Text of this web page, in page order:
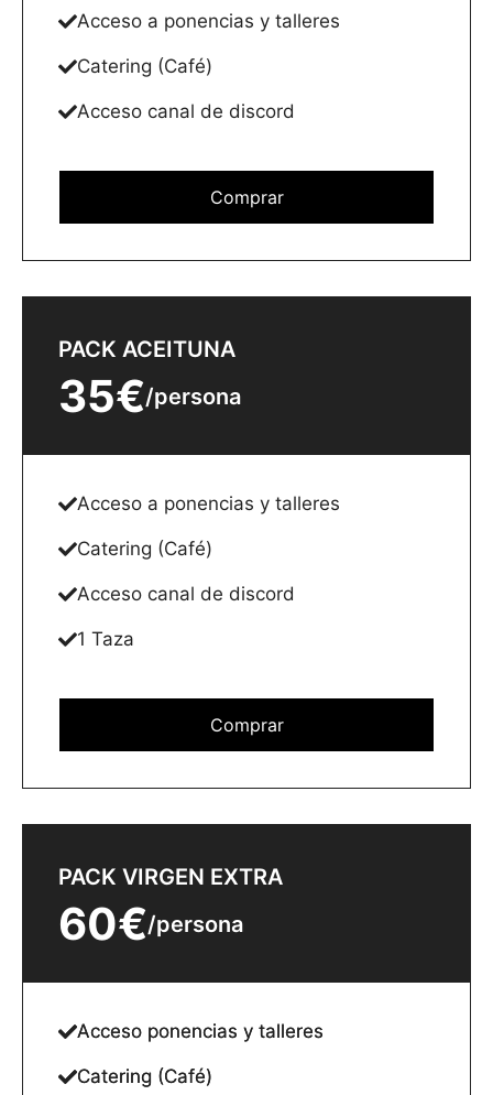
Acceso a ponencias y talleres
Catering (Café)
Acceso canal de discord
Comprar
PACK ACEITUNA
35€/persona
Acceso a ponencias y talleres
Catering (Café)
Acceso canal de discord
1 Taza
Comprar
PACK OLIVO
45€/persona
Acceso ponencias y talleres
Catering (Café)
PACK VIRGEN EXTRA
60€/persona
Acceso ponencias y talleres
Catering (Café)